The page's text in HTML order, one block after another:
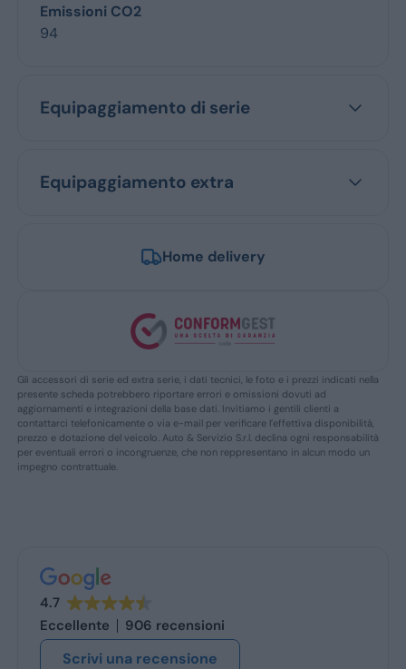
Emissioni CO2
94
Equipaggiamento di serie
Equipaggiamento extra
Home delivery
Gli accessori di serie ed extra serie, i dati tecnici, le foto e i prezzi indicati nella
presente scheda potrebbero riportare errori e omissioni dovuti ad
aggiornamenti e integrazioni della base dati. Invitiamo i gentili clienti a
contattarci telefonicamente o via e-mail per verificare l’effettiva disponibilità,
prezzo e dotazione del veicolo. Auto & Servizio S.r.l. declina ogni responsabilità
per eventuali errori o incongruenze, che non reppresentano in alcun modo un
impegno contrattuale.
4.7
Eccellente
906 recensioni
Scrivi una recensione